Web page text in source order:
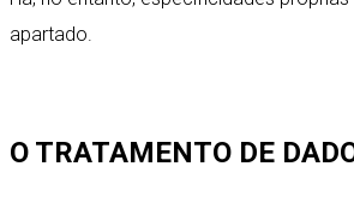
apartado.
O TRATAMENTO DE